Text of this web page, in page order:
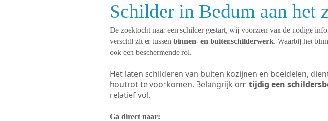
Schilder in Bedum aan het
De zoektocht naar een schilder gestart, wij voorzien van de nodige
verschil zit er tussen binnen- en buitenschilderwerk. Waarbij het
ook een beschermende rol.
Het laten schilderen van buiten kozijnen en boeidelen,
houtrot te voorkomen. Belangrijk om tijdig een
relatief vol.
Ga direct naar: